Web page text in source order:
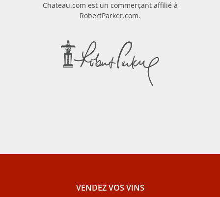
Chateau.com est un commerçant affilié à
RobertParker.com.
VENDEZ VOS VINS